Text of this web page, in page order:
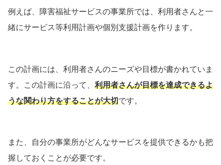
例えば、障害福祉サービスの事業所では、利用者さんと一
緒にサービス等利用計画や個別支援計画を作ります。
この計画には、利用者さんのニーズや目標が書かれていま
す。この計画に沿って、 利用者さんが目標を達成できるよ
うな関わり方をすることが大切です。
また、自分の事業所がどんなサービスを提供できるかも把
握しておくことが必要です。